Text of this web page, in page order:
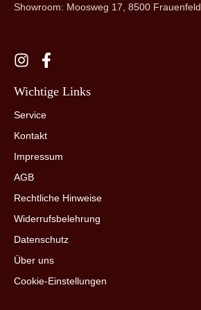
Showroom: Moosweg 17, 8500 Frauenfeld
Wichtige Links
Service
Kontakt
Impressum
AGB
Rechtliche Hinweise
Widerrufsbelehrung
Datenschutz
Über uns
Cookie-Einstellungen